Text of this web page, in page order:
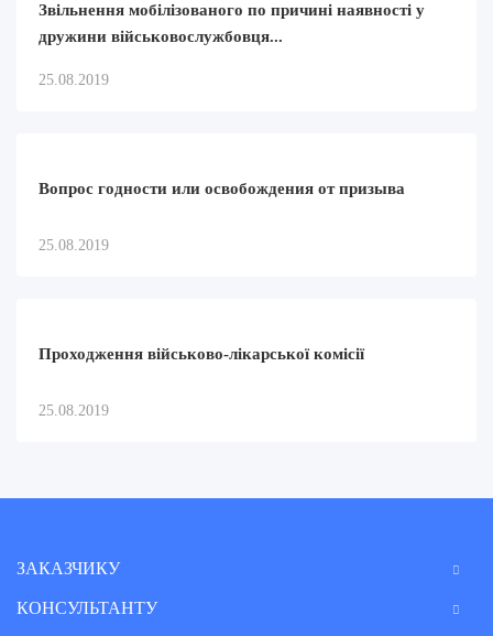
Звільнення мобілізованого по причині наявності у
дружини військовослужбовця...
25.08.2019
Вопрос годности или освобождения от призыва
25.08.2019
Проходження військово-лікарської комісії
25.08.2019
ЗАКАЗЧИКУ
КОНСУЛЬТАНТУ